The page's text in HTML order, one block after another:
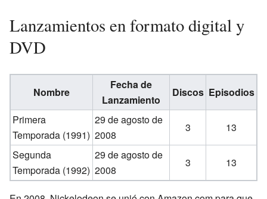
Lanzamientos en formato digital y
DVD
Nombre
Fecha de
Lanzamiento
Discos Episodios
Primera
Temporada (1991)
29 de agosto de
2008
3
13
Segunda
Temporada (1992)
29 de agosto de
2008
3 13